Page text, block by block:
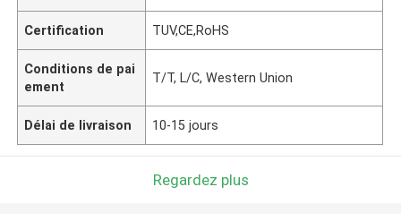
Certification TUV,CE,RoHS
Conditions de pai
ement
T/T, L/C, Western Union
Délai de livraison 10-15 jours
Regardez plus